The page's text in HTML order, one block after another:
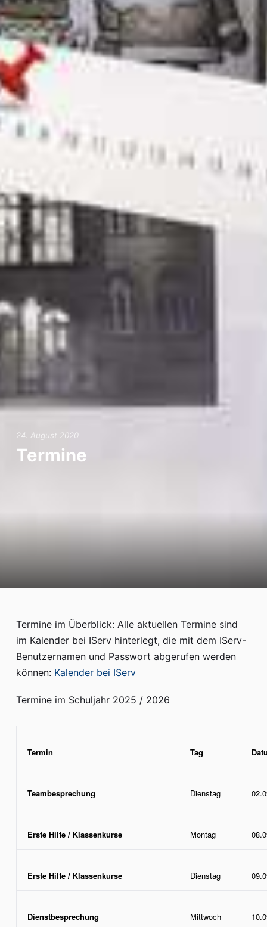
24. August 2020
Termine
Termine im Überblick: Alle aktuellen Termine sind
im Kalender bei IServ hinterlegt, die mit dem IServ-
Benutzernamen und Passwort abgerufen werden
können: Kalender bei IServ
Termine im Schuljahr 2025 / 2026
Termin Tag
Teambesprechung Dienstag
Erste Hilfe / Klassenkurse Montag
Erste Hilfe / Klassenkurse Dienstag
Dienstbesprechung Mittwoch